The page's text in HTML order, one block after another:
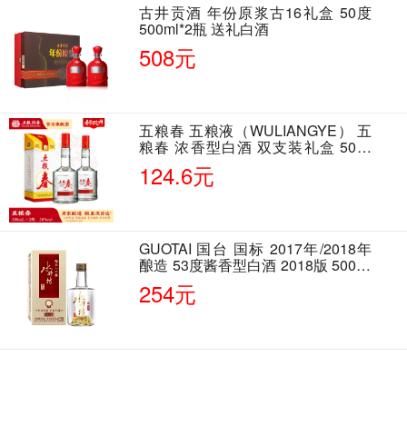
古井贡酒 年份原浆古16礼盒 50度
500ml*2瓶 送礼白酒
508元
五粮春 五粮液（WULIANGYE） 五
粮春 浓香型白酒 双支装礼盒 50度
500ml*2瓶 含酒具
124.6元
GUOTAI 国台 国标 2017年/2018年
酿造 53度酱香型白酒 2018版 500ml
单瓶装
254元